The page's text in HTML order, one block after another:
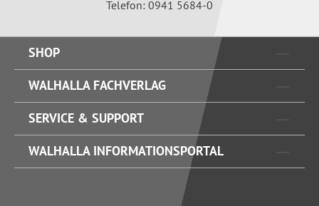
Telefon: 0941 5684-0
SHOP
WALHALLA FACHVERLAG
SERVICE & SUPPORT
WALHALLA INFORMATIONSPORTAL